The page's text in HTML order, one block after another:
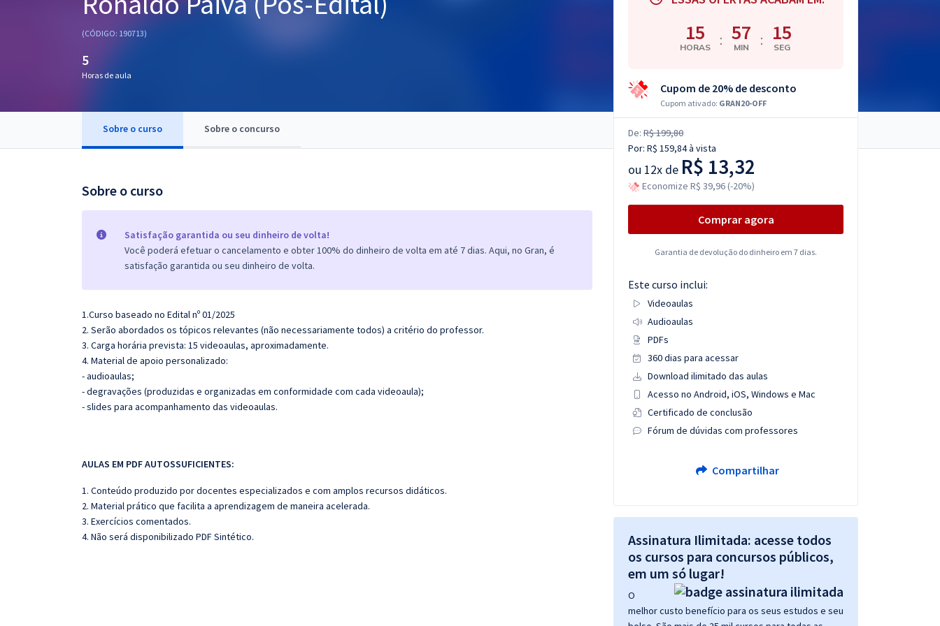
Questões grátis
(CÓDIGO: 190713)
5
Horas de aula
Sobre o curso Sobre o concurso
Sobre o curso
Satisfação garantida ou seu dinheiro de volta!
Você poderá efetuar o cancelamento e obter 100% do dinheiro de volta em até 7 dias. Aqui, no Gran, é
satisfação garantida ou seu dinheiro de volta.
1.Curso baseado no Edital nº 01/2025
2. Serão abordados os tópicos relevantes (não necessariamente todos) a critério do professor.
3. Carga horária prevista: 15 videoaulas, aproximadamente.
4. Material de apoio personalizado:
- audioaulas;
- degravações (produzidas e organizadas em conformidade com cada videoaula);
- slides para acompanhamento das videoaulas.
AULAS EM PDF AUTOSSUFICIENTES:
1. Conteúdo produzido por docentes especializados e com amplos recursos didáticos.
2. Material prático que facilita a aprendizagem de maneira acelerada.
3. Exercícios comentados.
4. Não será disponibilizado PDF Sintético.
15
HORAS : 57
MIN : 14
SEG
Cupom de 20% de desconto
Cupom ativado: GRAN20-OFF
De: R$ 199,80
Por: R$ 159,84à vista
ou 12x de R$ 13,32
Economize R$ 39,96 (-20%)
Comprar agora
Garantia de devolução do dinheiro em 7 dias.
Este curso inclui:
Videoaulas
Audioaulas
PDFs
360 dias para acessar
Download ilimitado das aulas
Acesso no Android, iOS, Windows e Mac
Certificado de conclusão
Fórum de dúvidas com professores
Compartilhar
Assinatura Ilimitada: acesse todos
os cursos para concursos públicos,
em um só lugar!
O
melhor custo benefício para os seus estudos e seu